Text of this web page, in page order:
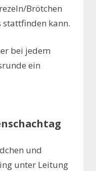
Brötchen
kann.
bei jedem
ein
und
unter Leitung